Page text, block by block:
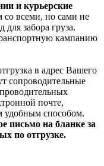
и курьерские
со всеми, но сами не
для забора груза.
кампанию
в адрес Вашего
сопроводительные
почте,
удобным способом.
письмо на бланке за
по отгрузке.